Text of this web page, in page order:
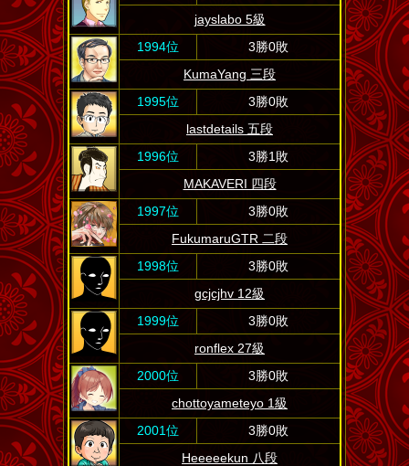
jayslabo 5級
1994位
3勝0敗
KumaYang 三段
1995位
3勝0敗
lastdetails 五段
1996位
3勝1敗
MAKAVERI 四段
1997位
3勝0敗
FukumaruGTR 二段
1998位
3勝0敗
gcjcjhv 12級
1999位
3勝0敗
ronflex 27級
2000位
3勝0敗
chottoyameteyo 1級
2001位
3勝0敗
Heeeeekun 八段